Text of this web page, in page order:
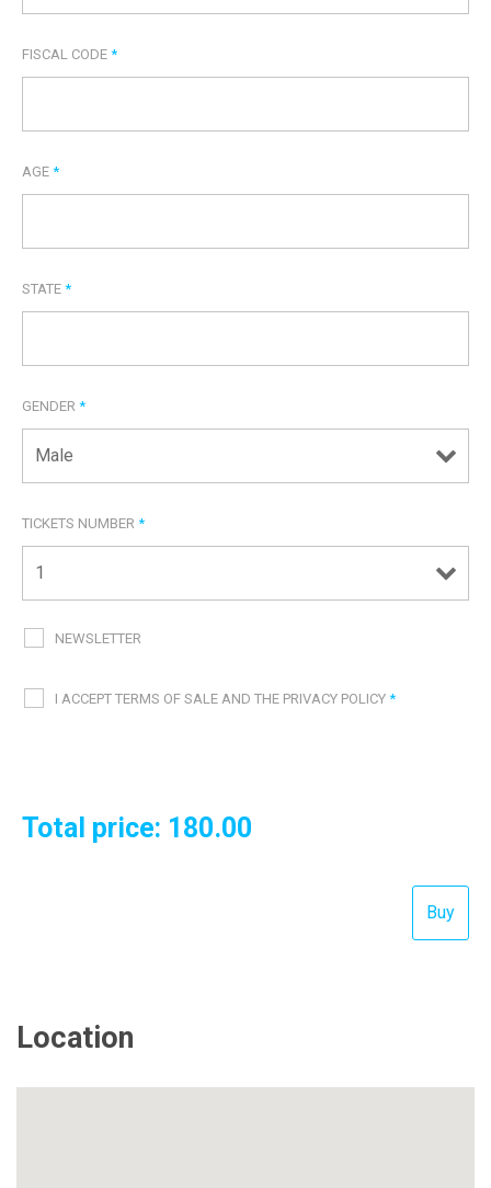
FISCAL CODE *
AGE *
STATE *
GENDER *
TICKETS NUMBER *
NEWSLETTER
I ACCEPT TERMS OF SALE AND THE PRIVACY POLICY *
Total price: 180.00
Location